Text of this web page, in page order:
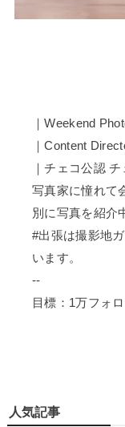
｜Weekend
｜Content
｜チェコ公認
写真家に憧れて
別に写真を紹介
#出張は撮影地
います。
--
目標：1万フォ
人気記事